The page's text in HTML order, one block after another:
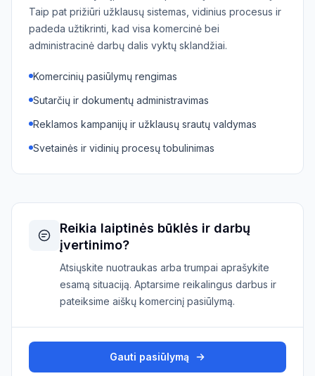
Taip pat prižiūri užklausų sistemas, vidinius procesus ir
padeda užtikrinti, kad visa komercinė bei
administracinė darbų dalis vyktų sklandžiai.
Komercinių pasiūlymų rengimas
Sutarčių ir dokumentų administravimas
Reklamos kampanijų ir užklausų srautų valdymas
Svetainės ir vidinių procesų tobulinimas
Reikia laiptinės būklės ir darbų
įvertinimo?
Atsiųskite nuotraukas arba trumpai aprašykite
esamą situaciją. Aptarsime reikalingus darbus ir
pateiksime aiškų komercinį pasiūlymą.
Gauti pasiūlymą